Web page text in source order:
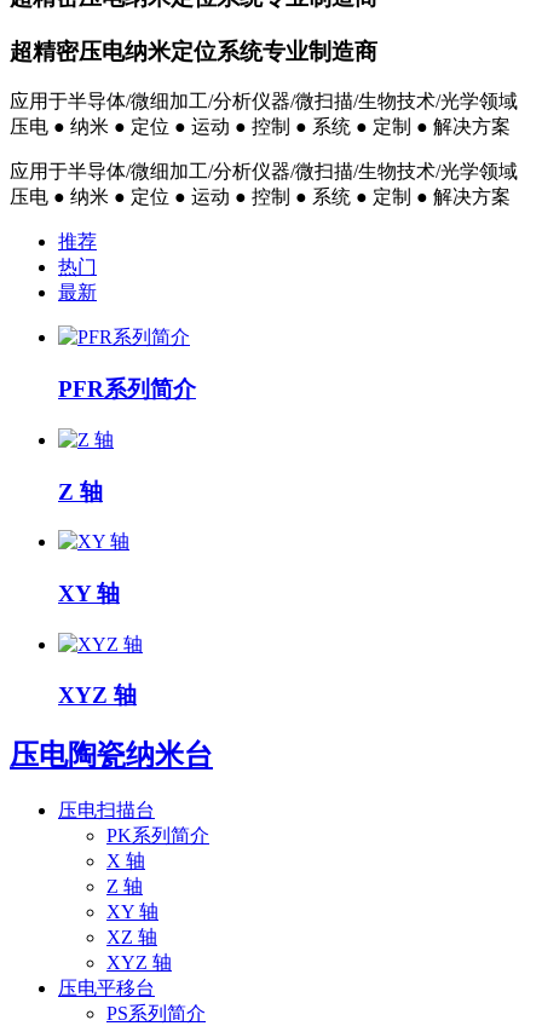
超精密压电纳米定位系统专业制造商
应用于半导体/微细加工/分析仪器/微扫描/生物技术/光学领域
压电 ● 纳米 ● 定位 ● 运动 ● 控制 ● 系统 ● 定制 ● 解决方案
应用于半导体/微细加工/分析仪器/微扫描/生物技术/光学领域
压电 ● 纳米 ● 定位 ● 运动 ● 控制 ● 系统 ● 定制 ● 解决方案
推荐
热门
最新
PFR系列简介
Z 轴
XY 轴
XYZ 轴
压电陶瓷纳米台
压电扫描台
PK系列简介
X 轴
Z 轴
XY 轴
XZ 轴
XYZ 轴
压电平移台
PS系列简介